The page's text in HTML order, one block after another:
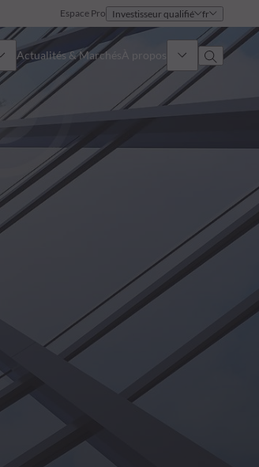
Espace Pro Investisseur qualifié fr
Actualités & Marchés À propos
Identité
Gouvernance
Notre équipe commerciale
Nous contacter